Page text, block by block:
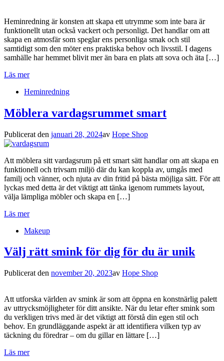
Heminredning är konsten att skapa ett utrymme som inte bara är
funktionellt utan också vackert och personligt. Det handlar om att
skapa en atmosfär som speglar ens personliga smak och stil
samtidigt som den möter ens praktiska behov och livsstil. I dagens
samhälle har hemmet blivit mer än bara en plats att sova och äta […]
Läs mer
Heminredning
Möblera vardagsrummet smart
Publicerat den januari 28, 2024av Hope Shop
Att möblera sitt vardagsrum på ett smart sätt handlar om att skapa en
funktionell och trivsam miljö där du kan koppla av, umgås med
familj och vänner, och njuta av din fritid på bästa möjliga sätt. För att
lyckas med detta är det viktigt att tänka igenom rummets layout,
välja lämpliga möbler och skapa en […]
Läs mer
Makeup
Välj rätt smink för dig för du är unik
Publicerat den november 20, 2023av Hope Shop
Att utforska världen av smink är som att öppna en konstnärlig palett
av uttrycksmöjligheter för ditt ansikte. När du letar efter smink som
du verkligen trivs med är det viktigt att förstå din egen stil och
behov. En grundläggande aspekt är att identifiera vilken typ av
täckning du föredrar – om du gillar en lättare […]
Läs mer